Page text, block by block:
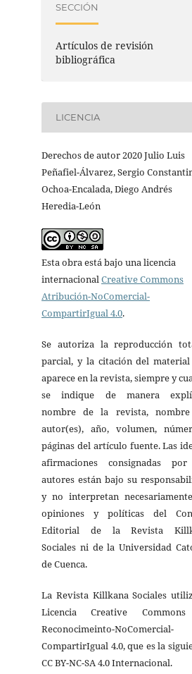
SECCIÓN
Artículos de revisión
bibliográfica
LICENCIA
Derechos de autor 2020 Julio Luis
Peñafiel-Álvarez, Sergio
Ochoa-Encalada, Diego Andrés
Heredia-León
Esta obra está bajo una licencia
internacionalCreative Commons
Atribución-NoComercial-
CompartirIgual 4.0.
Se autoriza la reproducción
parcial, y la citación del
aparece en la revista, siempre y
se indique de manera
nombre de la revista,
autor(es), año, volumen,
páginas del artículo fuente. Las
afirmaciones consignadas
autores están bajo su
y no interpretan
opiniones y políticas del
Editorial de la Revista
Sociales ni de la Universidad
de Cuenca.
La Revista Killkana Sociales
Licencia Creative
Reconocimeinto-NoComercial-
CompartirIgual 4.0, que es la
CC BY-NC-SA 4.0 Internacional.